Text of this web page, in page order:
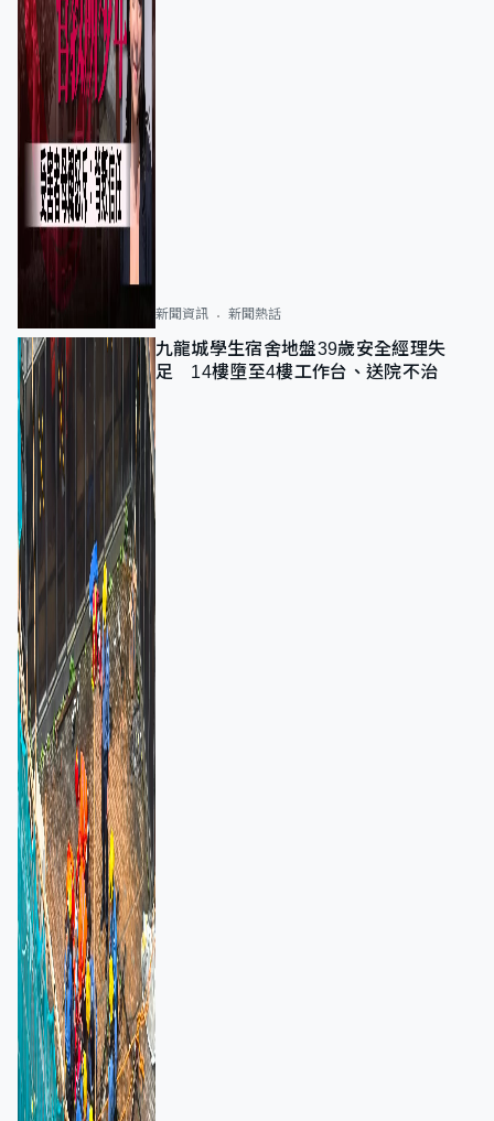
新聞資訊 新聞熱話
九龍城學生宿舍地盤39歲安全經理失
足 14樓墮至4樓工作台、送院不治